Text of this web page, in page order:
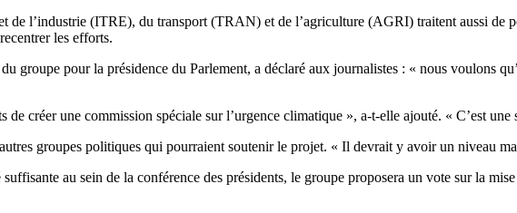
de l’industrie (ITRE), du transport (TRAN) et de l’agriculture (AGRI) traitent aussi de
les efforts.
groupe pour la présidence du Parlement, a déclaré aux journalistes : « nous voulons
de créer une commission spéciale sur l’urgence climatique », a-t-elle ajouté. « C’est
groupes politiques qui pourraient soutenir le projet. « Il devrait y avoir un niveau
au sein de la conférence des présidents, le groupe proposera un vote sur la